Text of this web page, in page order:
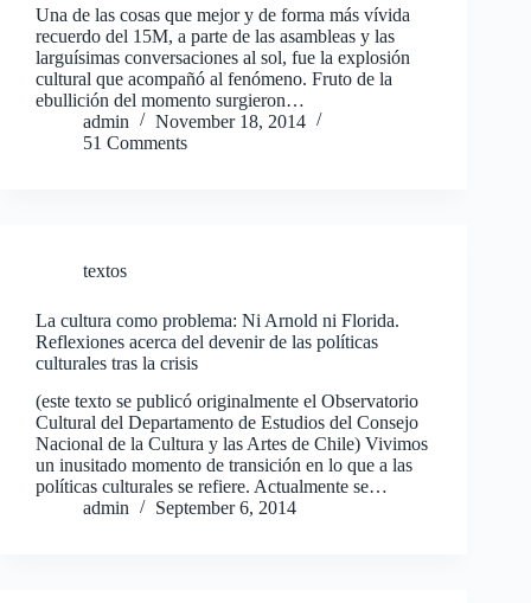
Una de las cosas que mejor y de forma más vívida
recuerdo del 15M, a parte de las asambleas y las
larguísimas conversaciones al sol, fue la explosión
cultural que acompañó al fenómeno. Fruto de la
ebullición del momento surgieron…
admin
November 18, 2014
51 Comments
textos
La cultura como problema: Ni Arnold ni Florida.
Reflexiones acerca del devenir de las políticas
culturales tras la crisis
(este texto se publicó originalmente el Observatorio
Cultural del Departamento de Estudios del Consejo
Nacional de la Cultura y las Artes de Chile) Vivimos
un inusitado momento de transición en lo que a las
políticas culturales se refiere. Actualmente se…
admin
September 6, 2014